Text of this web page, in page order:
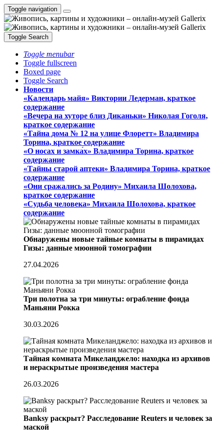
Toggle navigation
Toggle Search
Toggle menubar
Toggle fullscreen
Boxed page
Toggle Search
Новости
«Календарь майя» Виктории Ледерман, краткое
содержание
«Вечера на хуторе близ Диканьки» Николая Гоголя,
краткое содержание
«Тайна дома № 12 на улице Флоретт» Владимира
Торина, краткое содержание
«О носах и замка́х» Владимира Торина, краткое
содержание
«Тайны старой аптеки» Владимира Торина, краткое
содержание
«Они сражались за Родину» Михаила Шолохова,
краткое содержание
«Судьба человека» Михаила Шолохова, краткое
содержание
Обнаружены новые тайные комнаты в пирамидах
Гизы: данные мюонной томографии
27.04.2026
Три полотна за три минуты: ограбление фонда
Маньяни Рокка
30.03.2026
Тайная комната Микеланджело: находка из архивов
и нераскрытые произведения мастера
26.03.2026
Banksy раскрыт? Расследование Reuters и человек за
маской